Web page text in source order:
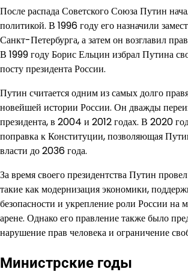
После распада Советского Союза Путин
политикой. В 1996 году его назначили
Санкт-Петербурга, а затем он возглавил
В 1999 году Борис Ельцин избрал Путина
посту президента России.
Путин считается одним из самых долго
новейшей истории России. Он дважды
президента, в 2004 и 2012 годах. В 2020
поправка к Конституции, позволяющая
власти до 2036 года.
За время своего президентства Путин
такие как модернизация экономики,
безопасности и укрепление роли России на
арене. Однако его правление также было
нарушение прав человека и ограничение
Министрские годы